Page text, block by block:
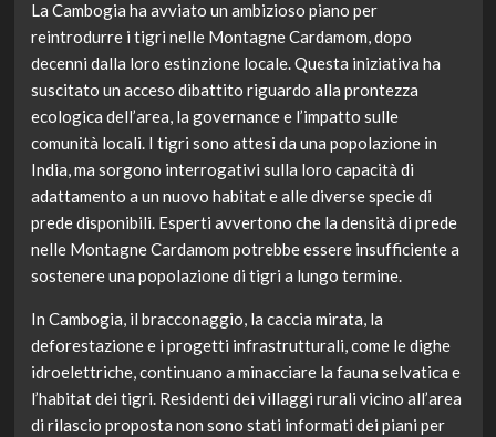
La Cambogia ha avviato un ambizioso piano per
reintrodurre i tigri nelle Montagne Cardamom, dopo
decenni dalla loro estinzione locale. Questa iniziativa ha
suscitato un acceso dibattito riguardo alla prontezza
ecologica dell’area, la governance e l’impatto sulle
comunità locali. I tigri sono attesi da una popolazione in
India, ma sorgono interrogativi sulla loro capacità di
adattamento a un nuovo habitat e alle diverse specie di
prede disponibili. Esperti avvertono che la densità di prede
nelle Montagne Cardamom potrebbe essere insufficiente a
sostenere una popolazione di tigri a lungo termine.
In Cambogia, il bracconaggio, la caccia mirata, la
deforestazione e i progetti infrastrutturali, come le dighe
idroelettriche, continuano a minacciare la fauna selvatica e
l’habitat dei tigri. Residenti dei villaggi rurali vicino all’area
di rilascio proposta non sono stati informati dei piani per